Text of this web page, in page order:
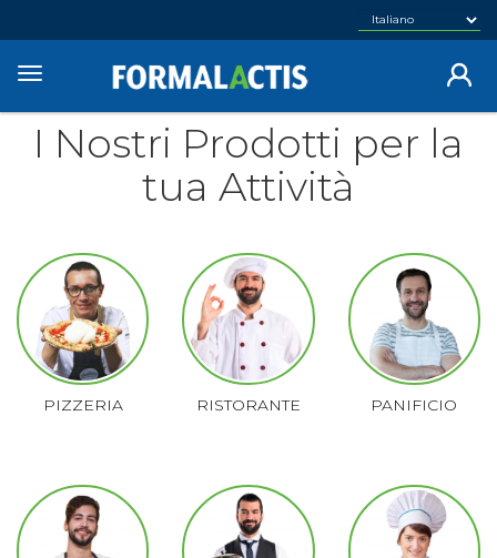
principale
I Nostri Prodotti per la
tua Attività
PIZZERIA RISTORANTE PANIFICIO